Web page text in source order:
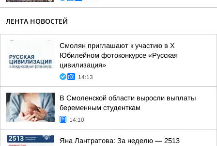
ЛЕНТА НОВОСТЕЙ
Смолян приглашают к участию в X
Юбилейном фотоконкурсе «Русская
цивилизация»
14:13
В Смоленской области выросли выплаты
беременным студенткам
14:10
Яна Лантратова: За неделю — 2513